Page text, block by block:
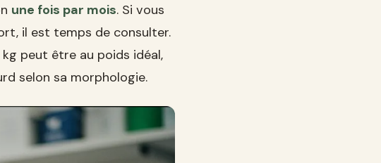
une fois par mois. Si vous
il est temps de consulter.
peut être au poids idéal,
selon sa morphologie.